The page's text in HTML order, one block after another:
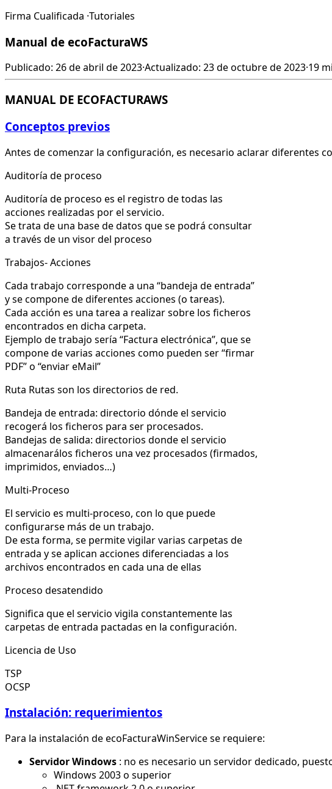
Firma Cualificada ·Tutoriales
Manual de ecoFacturaWS
Publicado: 26 de abril de 2023·Actualizado: 23 de octubre de 2023·19
MANUAL DE ECOFACTURAWS
Conceptos previos
Antes de comenzar la configuración, es necesario aclarar diferentes
Auditoría de proceso
Auditoría de proceso es el registro de todas las
acciones realizadas por el servicio.
Se trata de una base de datos que se podrá consultar
a través de un visor del proceso
Trabajos- Acciones
Cada trabajo corresponde a una “bandeja de entrada”
y se compone de diferentes acciones (o tareas).
Cada acción es una tarea a realizar sobre los ficheros
encontrados en dicha carpeta.
Ejemplo de trabajo sería “Factura electrónica”, que se
compone de varias acciones como pueden ser “firmar
PDF” o “enviar eMail”
Ruta Rutas son los directorios de red.
Bandeja de entrada: directorio dónde el servicio
recogerá los ficheros para ser procesados.
Bandejas de salida: directorios donde el servicio
almacenarálos ficheros una vez procesados (firmados,
imprimidos, enviados…)
Multi-Proceso
El servicio es multi-proceso, con lo que puede
configurarse más de un trabajo.
De esta forma, se permite vigilar varias carpetas de
entrada y se aplican acciones diferenciadas a los
archivos encontrados en cada una de ellas
Proceso desatendido
Significa que el servicio vigila constantemente las
carpetas de entrada pactadas en la configuración.
Licencia de Uso
TSP
OCSP
Instalación: requerimientos
Para la instalación de ecoFacturaWinService se requiere:
Servidor Windows : no es necesario un servidor dedicado,
Windows 2003 o superior